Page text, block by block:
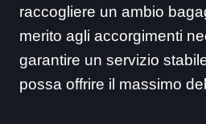
raccogliere un ambio
merito agli accorgimenti
garantire un servizio
possa offrire il massimo